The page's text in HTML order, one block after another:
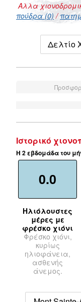
Αλλα
πούδρα (0) /
Δελτίο
Ιστορικό
Η 2 εβδομάδα του
0.0
Ηλιόλουστες
μέρες με
φρέσκο χιόνι
Φρέσκο χιόνι,
κυρίως
ηλιοφάνεια,
ασθενής
άνεμος.